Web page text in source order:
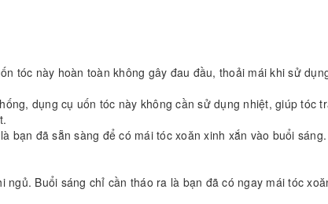
tóc này hoàn toàn không gây đau đầu, thoải mái khi sử
dụng cụ uốn tóc này không cần sử dụng nhiệt, giúp tóc
đã sẵn sàng để có mái tóc xoăn xinh xắn vào buổi
Buổi sáng chỉ cần tháo ra là bạn đã có ngay mái tóc